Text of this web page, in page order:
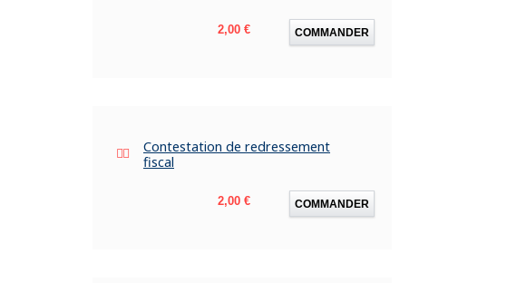
Prix
2,00 € COMMANDER
Contestation de redressement
fiscal
Prix
2,00 € COMMANDER